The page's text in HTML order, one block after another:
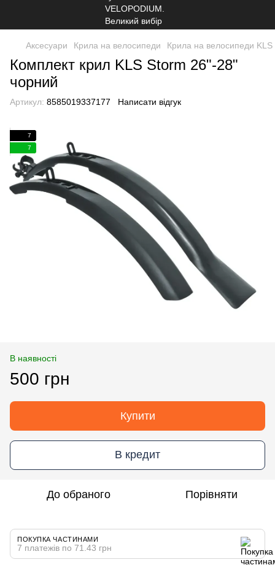
Аксесуари Крила на велосипеди Крила на велосипеди KLS
Комплект крил KLS Storm 26"-28"
чорний
Артикул: 8585019337177 Написати відгук
7
7
В наявності
500 грн
Купити
В кредит
До обраного Порівняти
ПОКУПКА ЧАСТИНАМИ
7 платежів по 71.43 грн